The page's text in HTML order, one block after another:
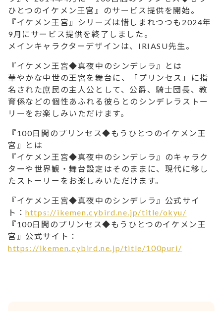
ひとつのイケメン王宮』のサービス提供を開始。
『イケメン王宮』シリーズは惜しまれつつも2024年
9月にサービス提供を終了しました。
メインキャラクターデザインは、IRIASU先生。
『イケメン王宮◆真夜中のシンデレラ』とは
華やかな中世の王宮を舞台に、「プリンセス」に指
名された庶民の主人公として、公爵、騎士団長、教
育係などの個性あふれる彼らとのシンデレラストー
リーをお楽しみいただけます。
『100日間のプリンセス◆もうひとつのイケメン王
宮』とは
『イケメン王宮◆真夜中のシンデレラ』のキャラク
ターや世界観・舞台設定はそのままに、現代に移し
たストーリーをお楽しみいただけます。
『イケメン王宮◆真夜中のシンデレラ』公式サイ
ト：https://ikemen.cybird.ne.jp/title/okyu/
『100日間のプリンセス◆もうひとつのイケメン王
宮』公式サイト：
https://ikemen.cybird.ne.jp/title/100puri/